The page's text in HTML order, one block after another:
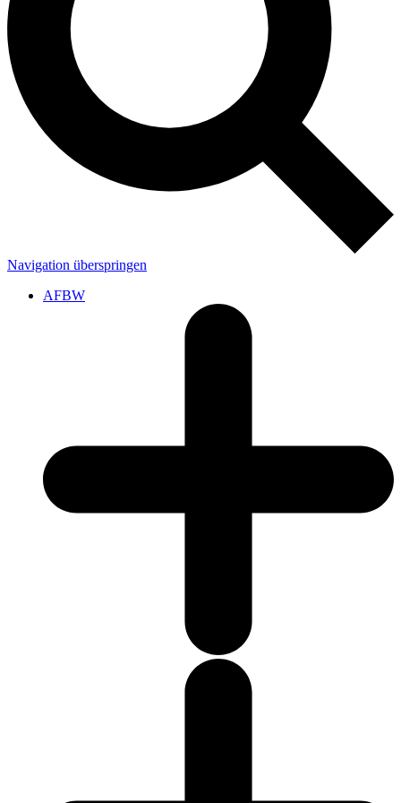
Navigation überspringen
AFBW